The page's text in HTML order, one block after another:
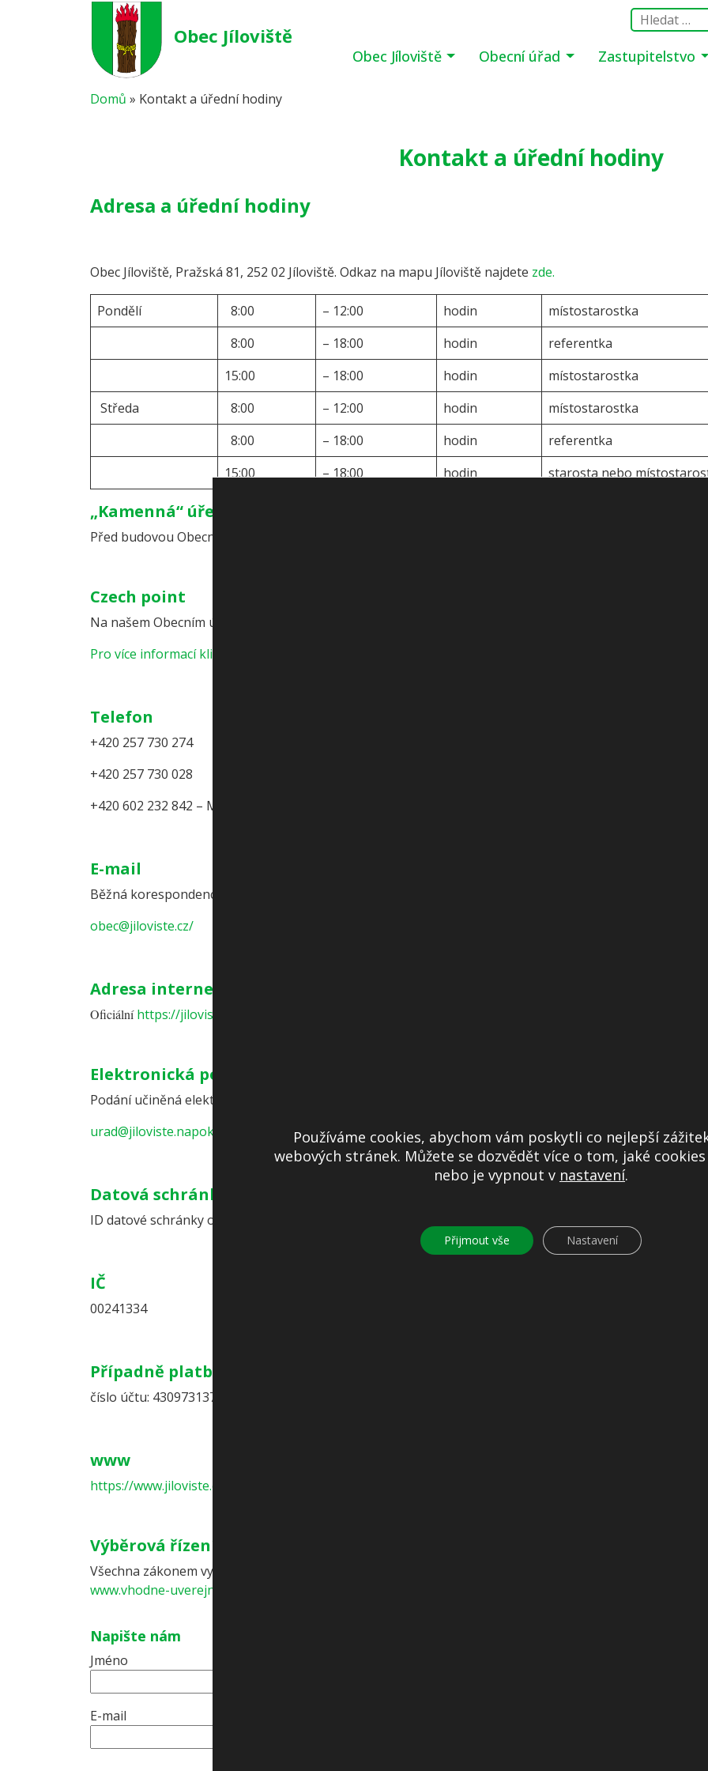
Obec Jíloviště
Obec Jíloviště Obecní úřad Zastupitelstvo
Domů » Kontakt a úřední hodiny
Kontakt a úřední hodiny
Adresa a úřední hodiny
Obec Jíloviště, Pražská 81, 252 02 Jíloviště. Odkaz na mapu Jíloviště najdete zde.
Pondělí 8:00 – 12:00 hodin
místostarostka
8:00
– 18:00 hodin
referentka
15:00
– 18:00 hodin
místostarostka
Středa
8:00 – 12:00 hodin
místostarostka
8:00
– 18:00 hodin
referentka
15:00
– 18:00 hodin starosta nebo
„Kamenná“ úřední deska
Před budovou Obecního úřadu Jíloviště, Pražská 81, 252 02 Jíloviště.
Czech point
Na našem Obecním úřadu jsou poskytovány služby CZECH POINTU
Pro více informací klikněte zde:
Telefon
+420 257 730 274
+420 257 730 028
+420 602 232 842 – Místostarostka RNDr. Jana Malá CSc.
E-mail
Běžná korespondence
obec@jiloviste.cz/
Adresa internetové stránky
Oficiální https://jiloviste.cz/
Elektronická podatelna
Podání učiněná elektronicky, opatřená elektronickým podpisem certifikovaným I. CA
urad@jiloviste.napokusy.cz/
Datová schránka
ID datové schránky obce: e8rbs4j
IČ
00241334
Případně platby lze poukázat – Bankovní spojení
číslo účtu: 4309731379/0800 u České spořitelny a.s.
www
https://www.jiloviste.cz
Výběrová řízení
Všechna zákonem vyhlašovaná a realizovaná výběrová řízení obce Jíloviště jsou zveřejněna na stránce
www.vhodne-uverejneni.cz
Napište nám
Jméno
E-mail
Používáme cookies, abychom vám poskytli co nejlepší
webových stránek. Můžete se dozvědět více o tom, jaké
nebo je vypnout v nastavení.
Přijmout vše Nastavení